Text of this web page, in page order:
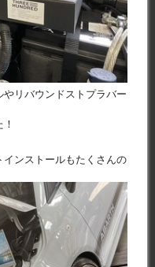
リバウンドストプラバー
ンストールもたくさんの